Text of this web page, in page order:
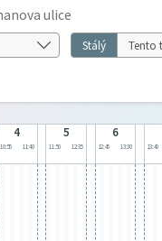
ulice
Stálý Tento
4
10:55 11:40
5
11:50 12:35
6
12:45 13:30 13:40